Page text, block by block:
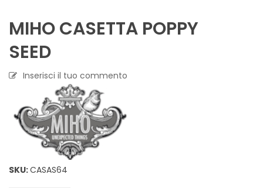
MIHO CASETTA POPPY
SEED
Inserisci il tuo commento
SKU:CASAS64